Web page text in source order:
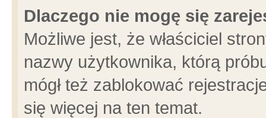
Dlaczego nie mogę się
Możliwe jest, że właściciel
nazwy użytkownika, którą
mógł też zablokować
się więcej na ten temat.